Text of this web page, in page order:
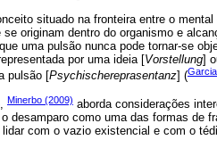
situado na fronteira entre o
originam dentro do organismo e
uma pulsão nunca pode tornar-se
por uma ideia [Vorstellung]
pulsão [Psychischereprasentanz] (
Minerbo (2009) aborda considerações
desamparo como uma das formas de
com o vazio existencial e com o